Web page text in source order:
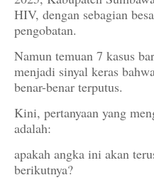
HIV, dengan sebagian
pengobatan.
Namun temuan 7 kasus
menjadi sinyal keras
benar-benar terputus.
Kini, pertanyaan yang
adalah:
apakah angka ini akan
berikutnya?